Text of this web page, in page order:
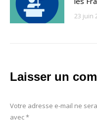
23 juin
Laisser un
Votre adresse e-mail ne
avec*